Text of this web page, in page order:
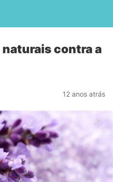
contra a
12 anos atrás